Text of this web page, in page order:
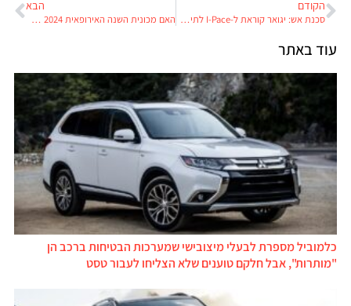
הקודם
סכנת אש: יגואר קוראת ל-I-Pace לתיקון דחוף
הבא
האם מכונית השנה האירופאית 2024 תהיה סינית?
עוד באתר
כלמוביל מספרת לבעלי מיצובישי שמערכות הבטיחות ברכב הן
"מותרות", אבל חלקם טוענים שלא הצליחו לעבור טסט